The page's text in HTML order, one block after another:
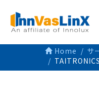
Home サ